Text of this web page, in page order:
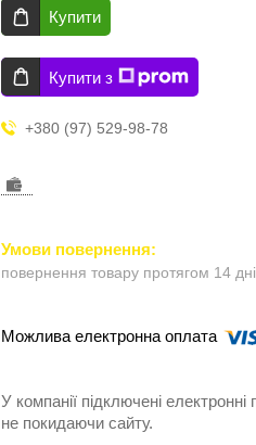
Купити
Купити з
+380 (97) 529-98-78
повернення товару протягом 14
У компанії підключені
не покидаючи сайту.